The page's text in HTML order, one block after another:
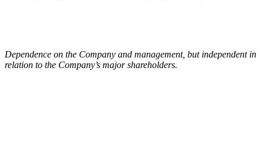
Dependence on the Company and management, but independent in
relation to the Company’s major shareholders.